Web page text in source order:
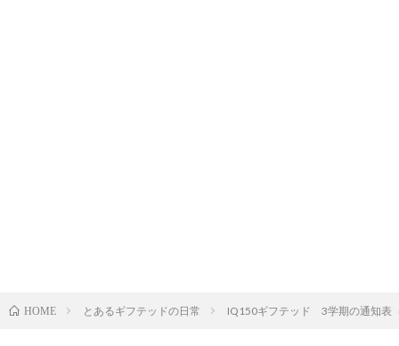
HOME とあるギフテッドの日常 IQ150ギフテッド 3学期の通知表